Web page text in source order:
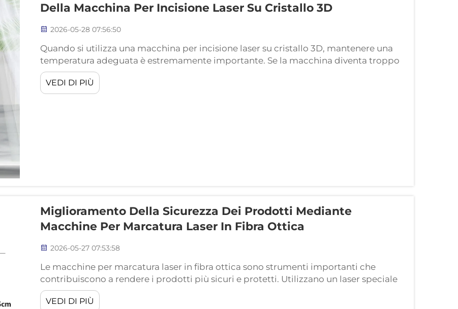
Della Macchina Per Incisione Laser Su Cristallo 3D
2026-05-28 07:56:50
Quando si utilizza una macchina per incisione laser su cristallo 3D, mantenere una
temperatura adeguata è estremamente importante. Se la macchina diventa troppo
calda, potrebbe non funzionare correttamente, compromettendo i vostri progetti. Il
sistema di raffreddamento contribuisce a garantire il regolare funzionamento di
tutti i componenti. L’eccesso di calore causa problemi come incisioni sfocate...
VEDI DI PIÙ
Miglioramento Della Sicurezza Dei Prodotti Mediante
Macchine Per Marcatura Laser In Fibra Ottica
2026-05-27 07:53:58
Le macchine per marcatura laser in fibra ottica sono strumenti importanti che
contribuiscono a rendere i prodotti più sicuri e protetti. Utilizzano un laser speciale
per apporre marchi sui prodotti, come loghi o numeri di serie. Le aziende possono
tracciare i propri prodotti in modo più efficace grazie a queste macchi...
VEDI DI PIÙ